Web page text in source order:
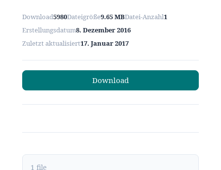
Download5980Dateigröße9.65 MBDatei-Anzahl1
Erstellungsdatum8. Dezember 2016
Zuletzt aktualisiert17. Januar 2017
Download
1 file